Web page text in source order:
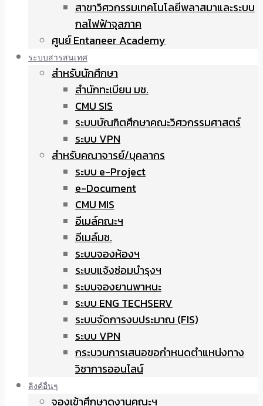
สาขาวิศวกรรมเทคโนโลยีพลาสมาและระบบ
กลไฟฟ้าจุลภาค
ศูนย์ Entaneer Academy
ระบบสารสนเทศ
สำหรับนักศึกษา
สำนักทะเบียน มช.
CMU SIS
ระบบบัณฑิตศึกษาคณะวิศวกรรมศาสตร์
ระบบ VPN
สำหรับคณาจารย์/บุคลากร
ระบบ e-Project
e-Document
CMU MIS
อีเมล์คณะฯ
อีเมล์มช.
ระบบจองห้องฯ
ระบบแจ้งซ่อมบำรุงฯ
ระบบจองยานพาหนะ
ระบบ ENG TECHSERV
ระบบจัดการงบประมาณ (FIS)
ระบบ VPN
กระบวนการเสนอขอกำหนดตำแหน่งทาง
วิชาการออนไลน์
ลิงค์อื่นๆ
จองเข้าศึกษาดูงานคณะฯ